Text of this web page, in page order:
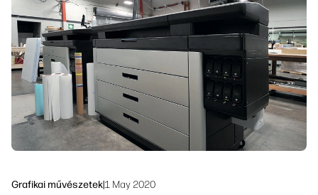
Lépjen kapcsolatba egy PrintOS
szakértővel
Kövess minket
linkedInfacebook
twitter youtube
Munkafolyamat megoldások
Fenntarthatóság
Grafikai művészetek|1 May 2020